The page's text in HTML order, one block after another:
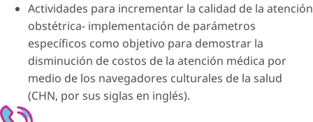
Actividades para incrementar la calidad de la atención
obstétrica- implementación de parámetros
específicos como objetivo para demostrar la
disminución de costos de la atención médica por
medio de los navegadores culturales de la salud
(CHN, por sus siglas en inglés).